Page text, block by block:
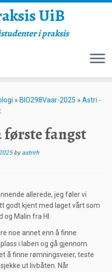
UiB
i praksis
» BIO298Vaar-2025 » Astri -
første fangst
by astrirh
allerede, jeg føler vi
godt kjent med laget vårt som
Malin fra HI.
noe annet enn å finne
i laben og gå gjennom
å finne rømningsveier, teste
ut livbåten. Når